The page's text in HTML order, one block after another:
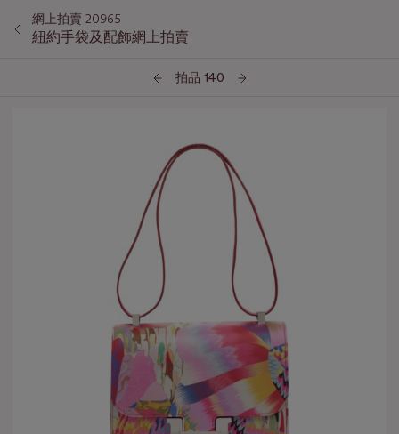
網上拍賣 20965
紐約手袋及配飾網上拍賣
拍品 140